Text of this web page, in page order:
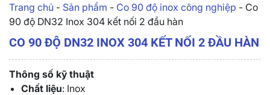
Trang chủ - Sản phẩm - Co 90 độ inox công nghiệp - Co
90 độ DN32 Inox 304 kết nối 2 đầu hàn
CO 90 ĐỘ DN32 INOX 304 KẾT NỐI 2 ĐẦU HÀN
Thông số kỹ thuật
Chất liệu: Inox